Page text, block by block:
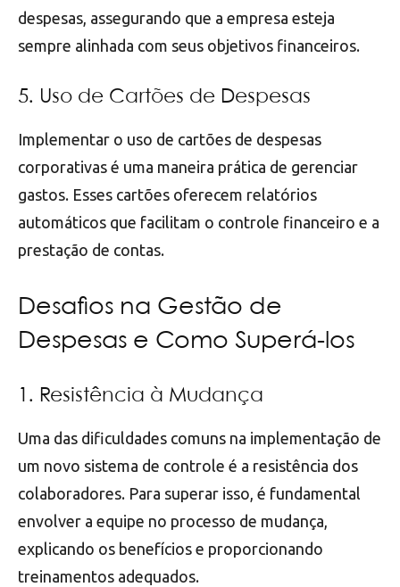
despesas, assegurando que a empresa esteja
sempre alinhada com seus objetivos financeiros.
5. Uso de Cartões de Despesas
Implementar o uso de cartões de despesas
corporativas é uma maneira prática de gerenciar
gastos. Esses cartões oferecem relatórios
automáticos que facilitam o controle financeiro e a
prestação de contas.
Desafios na Gestão de
Despesas e Como Superá-los
1. Resistência à Mudança
Uma das dificuldades comuns na implementação de
um novo sistema de controle é a resistência dos
colaboradores. Para superar isso, é fundamental
envolver a equipe no processo de mudança,
explicando os benefícios e proporcionando
treinamentos adequados.